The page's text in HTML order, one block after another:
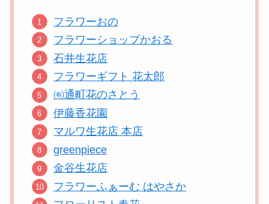
フラワーおの
フラワーショップかおる
石井生花店
フラワーギフト 花太郎
㈲通町花のさとう
伊藤香花園
マルワ生花店 本店
greenpiece
金谷生花店
フラワーふぁーむ はやさか